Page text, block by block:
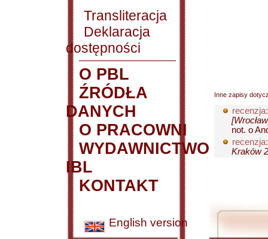
Transliteracja
Deklaracja
dostępności
O PBL
ŹRÓDŁA
DANYCH
O PRACOWNI
WYDAWNICTWO
IBL
KONTAKT
English version
Inne zapisy
recenzja:
not. o
recenzja:
Kraków